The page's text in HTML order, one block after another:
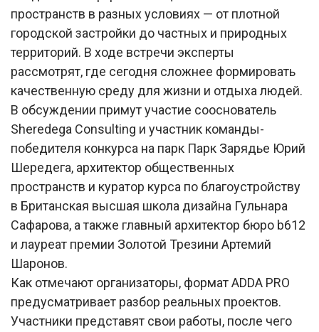
пространств в разных условиях — от плотной
городской застройки до частных и природных
территорий. В ходе встречи эксперты
рассмотрят, где сегодня сложнее формировать
качественную среду для жизни и отдыха людей.
В обсуждении примут участие сооснователь
Sheredega Consulting и участник команды-
победителя конкурса на парк Парк Зарядье Юрий
Шередега, архитектор общественных
пространств и куратор курса по благоустройству
в Британская высшая школа дизайна Гульнара
Сафарова, а также главный архитектор бюро b612
и лауреат премии Золотой Трезини Артемий
Шаронов.
Как отмечают организаторы, формат ADDA PRO
предусматривает разбор реальных проектов.
Участники представят свои работы, после чего